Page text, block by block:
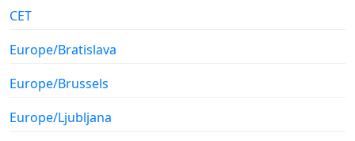
CET
Europe/Bratislava
Europe/Brussels
Europe/Ljubljana